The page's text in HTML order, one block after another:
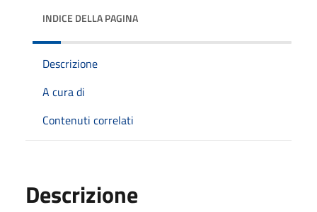
INDICE DELLA PAGINA
Descrizione
A cura di
Contenuti correlati
Descrizione